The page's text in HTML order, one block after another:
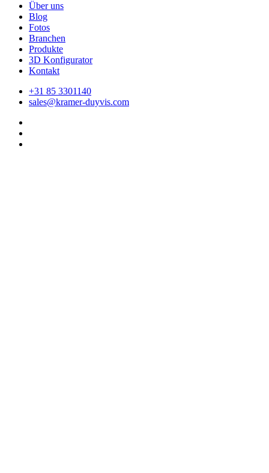
Über uns
Blog
Fotos
Branchen
Produkte
3D Konfigurator
Kontakt
+31 85 3301140
sales@kramer-duyvis.com